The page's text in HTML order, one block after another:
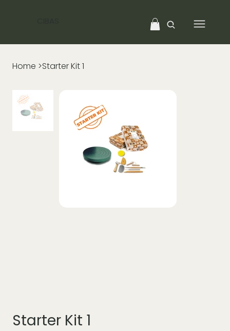
Home >Starter Kit 1
Starter Kit 1